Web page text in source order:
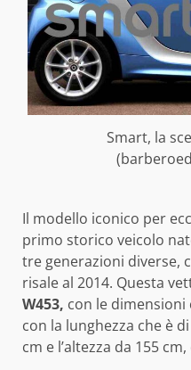
Smart, la
Il modello iconico per
primo storico veicolo
tre generazioni diverse,
risale al 2014. Questa
W453, con le
con la lunghezza che è
cm e l’altezza da 155